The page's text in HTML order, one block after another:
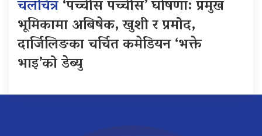
चलचित्र‘पच्चीस पच्चीस’ घोषणा: प्रमुख
भूमिकामा अबिषेक, खुशी र प्रमोद,
दार्जिलिङका चर्चित कमेडियन ‘भक्ते
भाइ’को डेब्यु